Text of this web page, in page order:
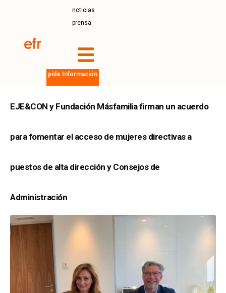
noticias
prensa
pide Información
EJE&CON y Fundación Másfamilia firman un acuerdo
para fomentar el acceso de mujeres directivas a
puestos de alta dirección y Consejos de
Administración